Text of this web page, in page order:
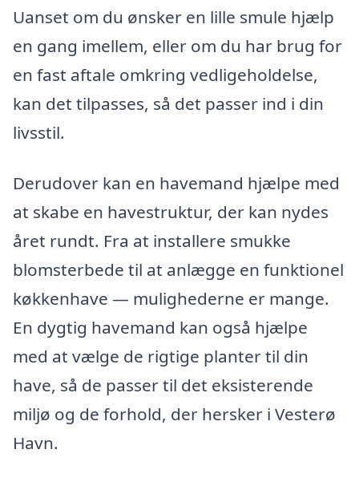
Uanset om du ønsker en lille smule hjælp
en gang imellem, eller om du har brug for
en fast aftale omkring vedligeholdelse,
kan det tilpasses, så det passer ind i din
livsstil.
Derudover kan en havemand hjælpe med
at skabe en havestruktur, der kan nydes
året rundt. Fra at installere smukke
blomsterbede til at anlægge en funktionel
køkkenhave — mulighederne er mange.
En dygtig havemand kan også hjælpe
med at vælge de rigtige planter til din
have, så de passer til det eksisterende
miljø og de forhold, der hersker i Vesterø
Havn.